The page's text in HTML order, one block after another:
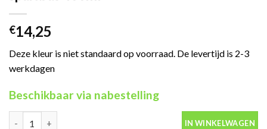
€14,25
Deze kleur is niet standaard op voorraad. De levertijd is 2-3
werkdagen
Beschikbaar via nabestelling
Motip Kompakt 44920 blauw autolak in spuitbus 400ml aantal
IN WINKELWAGEN